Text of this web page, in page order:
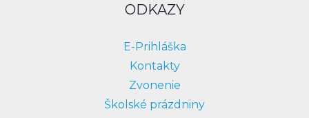
ODKAZY
E-Prihláška
Kontakty
Zvonenie
Školské prázdniny